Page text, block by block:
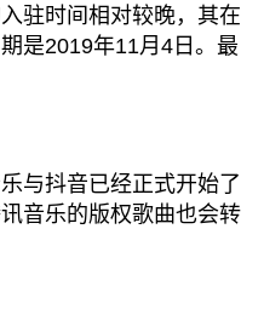
驻时间相对较晚，其在
是2019年11月4日。最
抖音已经正式开始了
音乐的版权歌曲也会转